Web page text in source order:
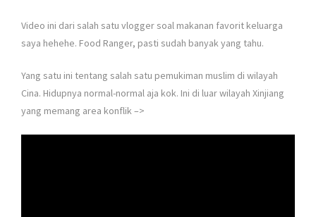
Video ini dari salah satu vlogger soal makanan favorit keluarga
saya hehehe. Food Ranger, pasti sudah banyak yang tahu.
Yang satu ini tentang salah satu pemukiman muslim di wilayah
Cina. Hidupnya normal-normal aja kok. Ini di luar wilayah Xinjiang
yang memang area konflik –>